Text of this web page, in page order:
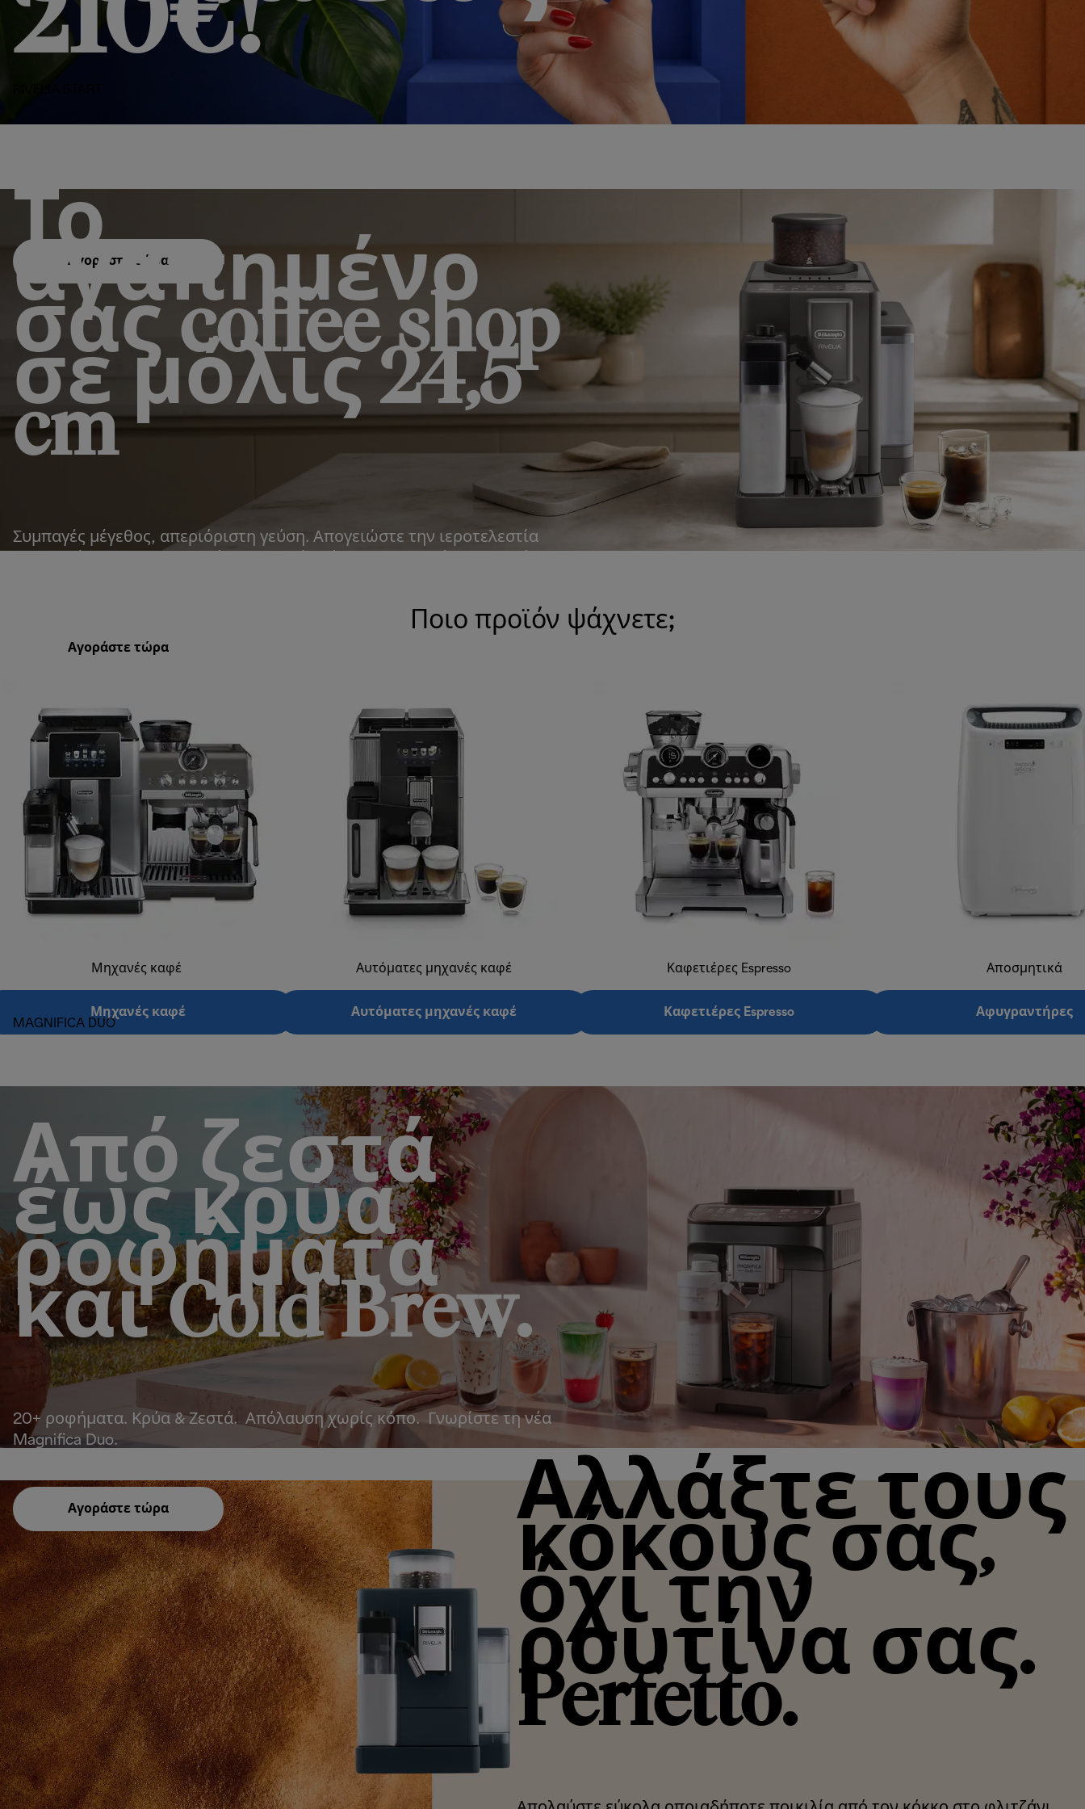
210€!
Αγοράστε τώρα
Το
αγαπημένο
σας coffee shop
σε μόλις 24,5
cm
Συμπαγές μέγεθος, απεριόριστη γεύση. Απογειώστε την ιεροτελεστία
Αγοράστε τώρα
Ποιο προϊόν ψάχνετε;
Μηχανές καφέ
Μηχανές καφέ
Αυτόματες μηχανές καφέ
Αυτόματες μηχανές καφέ
Καφετιέρες Espresso
Καφετιέρες Espresso
Αποσμητικά
Αφυγραντήρες
MAGNIFICA DUO
Από ζεστά
έως κρύα
ροφήματα
και Cold Brew.
20+ ροφήματα. Κρύα & Ζεστά. Απόλαυση χωρίς κόπο. Γνωρίστε τη νέα
Magnifica Duo.
Αγοράστε τώρα Αλλάξτε τους
κόκους σας,
όχι την
ρουτίνα σας.
Perfetto.